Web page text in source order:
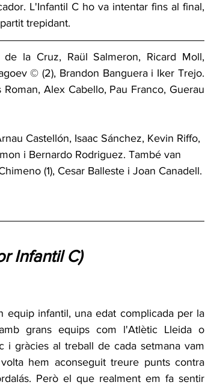
L'Infantil C ho va intentar fins al final,
trepidant.
la Cruz, Raül Salmeron, Ricard Moll,
© (2), Brandon Banguera i Iker Trejo.
Alex Cabello, Pau Franco, Guerau
Castellón, Isaac Sánchez, Kevin Riffo,
i Bernardo Rodriguez. També van
(1), Cesar Balleste i Joan Canadell.
Infantil C)
infantil, una edat complicada per la
grans equips com l'Atlètic Lleida o
i gràcies al treball de cada setmana vam
hem aconseguit treure punts contra
Però el que realment em fa sentir